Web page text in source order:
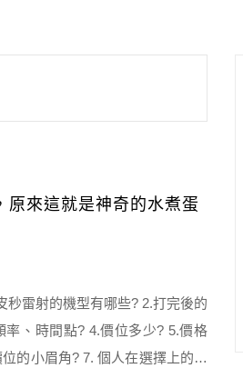
原來這就是神奇的水煮蛋
秒雷射的機型有哪些? 2.打完後的
率、時間點? 4.價位多少? 5.價格
的小眉角? 7. 個人在選擇上的小